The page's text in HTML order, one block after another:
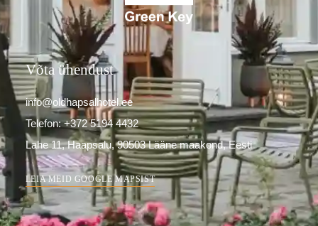
Võta ühendust
info@oldhapsalhotel.ee
Telefon: +372 5194 4432
Lahe 11, Haapsalu, 90503 Lääne maakond, Eesti
LEIA MEID GOOGLE MAPSIST